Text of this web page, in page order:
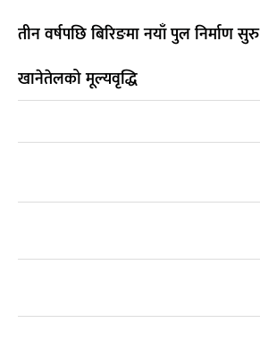
तीन वर्षपछि बिरिङमा नयाँ पुल निर्माण सुरु
खानेतेलको मूल्यवृद्धि